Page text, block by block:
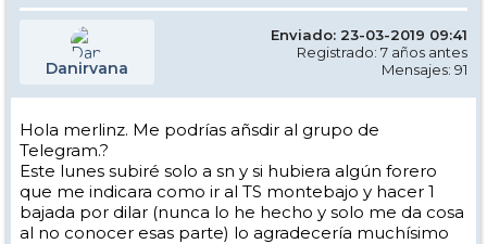
Danirvana
Enviado: 23-03-2019 09:41
Registrado: 7 años antes
Mensajes: 91
Hola merlinz. Me podrías añsdir al grupo de
Telegram.?
Este lunes subiré solo a sn y si hubiera algún forero
que me indicara como ir al TS montebajo y hacer 1
bajada por dilar (nunca lo he hecho y solo me da cosa
al no conocer esas parte) lo agradecería muchísimo